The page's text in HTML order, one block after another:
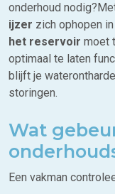
onderhoud
ijzer zich ophopen
het reservoir moet
optimaal te laten
blijft je
storingen.
Wat
Een vakman